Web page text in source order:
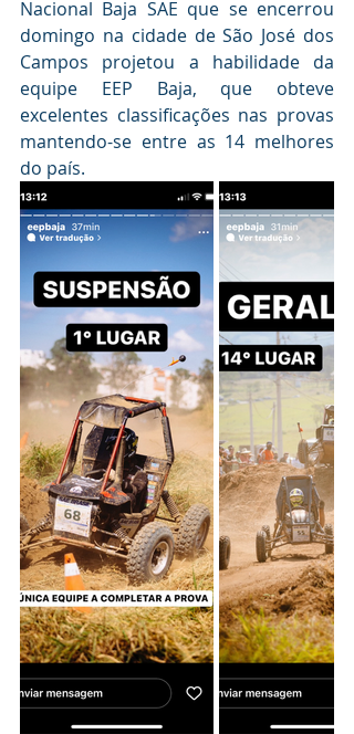
Nacional Baja SAE que se encerrou
domingo na cidade de São José dos
Campos projetou a habilidade da
equipe EEP Baja, que obteve
excelentes classificações nas provas
mantendo-se entre as 14 melhores
do país.